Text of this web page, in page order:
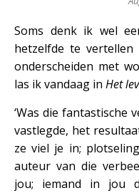
Soms denk ik wel eens, dat alle schrijvers precies
hetzelfde te
onderscheiden met
las ik vandaag in Het
‘Was die fantastische
vastlegde, het
ze viel je in;
auteur van die
jou; iemand in jou